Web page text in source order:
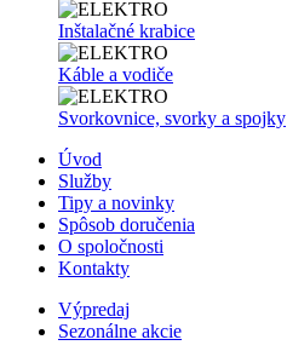
Inštalačné krabice
Káble a vodiče
Svorkovnice, svorky a spojky
Úvod
Služby
Tipy a novinky
Spôsob doručenia
O spoločnosti
Kontakty
Výpredaj
Sezonálne akcie